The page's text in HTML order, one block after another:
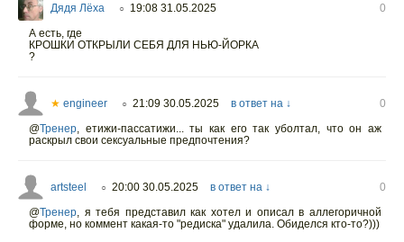
Дядя Лёха ○ 19:08 31.05.2025
0
А есть, где
КРОШКИ ОТКРЫЛИ СЕБЯ ДЛЯ НЬЮ-ЙОРКА
?
★ engineer ○ 21:09 30.05.2025 в ответ на ↓
0
@Тренер
етижи-пассатижи... ты как его так уболтал, что он аж
раскрыл свои сексуальные предпочтения?
artsteel ○ 20:00 30.05.2025 в ответ на ↓
0
@Тренер
я тебя представил как хотел и описал в аллегоричной
форме, но коммент какая-то "редиска" удалила. Обиделся кто-то?)))